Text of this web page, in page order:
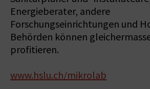
Energieberater, andere
Forschungseinrichtungen und
Behörden können
profitieren.
www.hslu.ch/mikrolab